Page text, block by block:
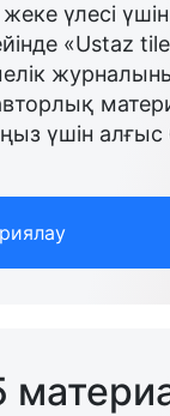
үлесі
«Ustaz
үшін алғыс